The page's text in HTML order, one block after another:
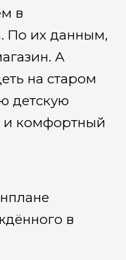
в
По их данным,
А
на старом
детскую
и комфортный
в